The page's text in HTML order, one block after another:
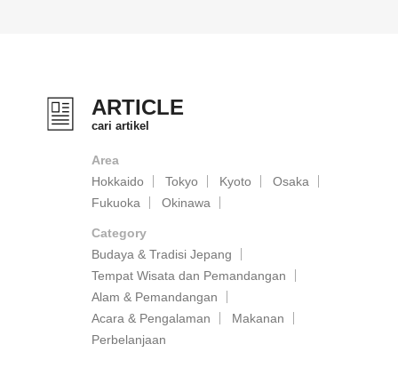
ARTICLE
cari artikel
Area
Hokkaido
Tokyo Kyoto
Osaka
Fukuoka
Okinawa
Category
Budaya & Tradisi Jepang
Tempat Wisata dan Pemandangan
Alam & Pemandangan
Acara & Pengalaman
Makanan
Perbelanjaan